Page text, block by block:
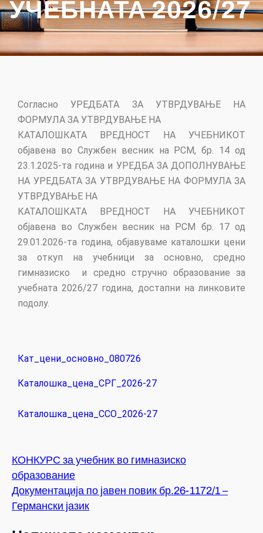
УЧЕБНАТА 2026/27
Согласно УРЕДБАТА ЗА УТВРДУВАЊЕ НА
ФОРМУЛА ЗА УТВРДУВАЊЕ НА
КАТАЛОШКАТА ВРЕДНОСТ НА УЧЕБНИКОТ
објавена во Службен весник на РСМ, бр. 14 од
23.1.2025-та година и УРЕДБА ЗА ДОПОЛНУВАЊЕ
НА УРЕДБАТА ЗА УТВРДУВАЊЕ НА ФОРМУЛА ЗА
УТВРДУВАЊЕ НА
КАТАЛОШКАТА ВРЕДНОСТ НА УЧЕБНИКОТ
објавена во Службен весник на РСМ бр. 17 од
29.01.2026-та година, објавуваме каталошки цени
за откуп на учебници за основно, средно
гимназиско и средно стручно образование за
учебната 2026/27 година, достапни на линковите
подолу.
Кат_цени_основно_080726
Каталошка_цена_СРГ_2026-27
Каталошка_цена_ССО_2026-27
КОНКУРС за учебник во гимназиско
образование
Документација по јавен повик бр.26-1172/1 –
Германски јазик